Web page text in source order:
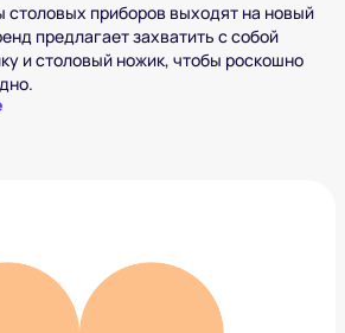
столовых приборов выходят на новый
предлагает захватить с собой
и столовый ножик, чтобы роскошно